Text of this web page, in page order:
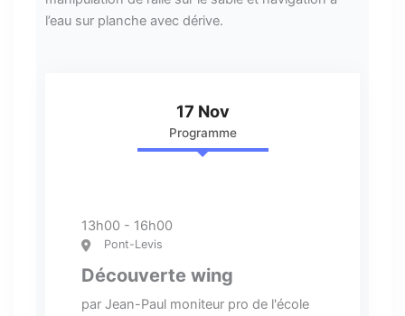
l’eau sur planche avec dérive.
17 Nov
Programme
13h00 - 16h00
Pont-Levis
Découverte wing
par Jean-Paul moniteur pro de l'école